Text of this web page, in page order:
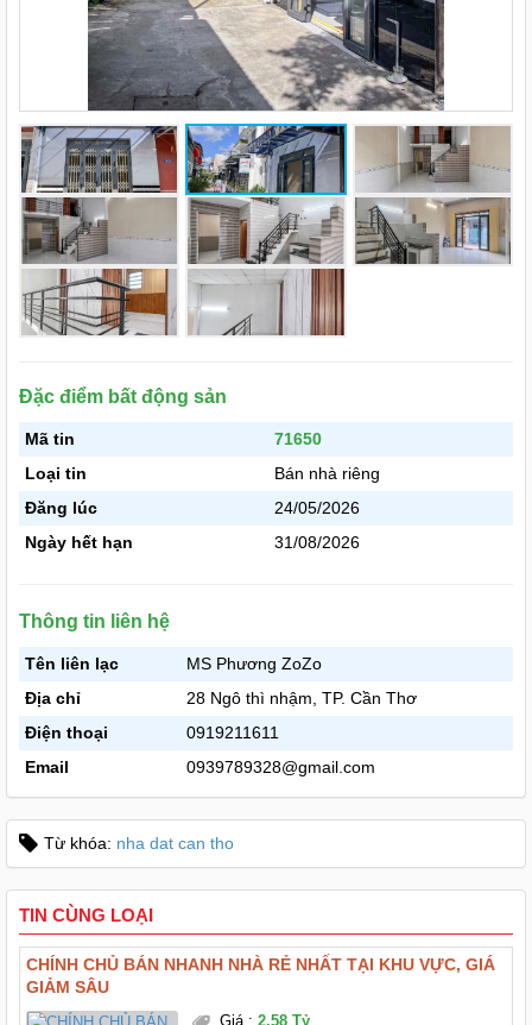
Đặc điểm bất động sản
Mã tin
71650
Loại tin
Bán nhà riêng
Đăng lúc
24/05/2026
Ngày hết hạn
31/08/2026
Thông tin liên hệ
Tên liên lạc
MS Phương ZoZo
Địa chỉ
28 Ngô thì nhậm, TP. Cần Thơ
Điện thoại
0919211611
Email
0939789328@gmail.com
Từ khóa: nha dat can tho
TIN CÙNG LOẠI
CHÍNH CHỦ BÁN NHANH NHÀ RẺ NHẤT TẠI KHU VỰC, GIÁ
GIẢM SÂU
Giá: 2,58 Tỷ